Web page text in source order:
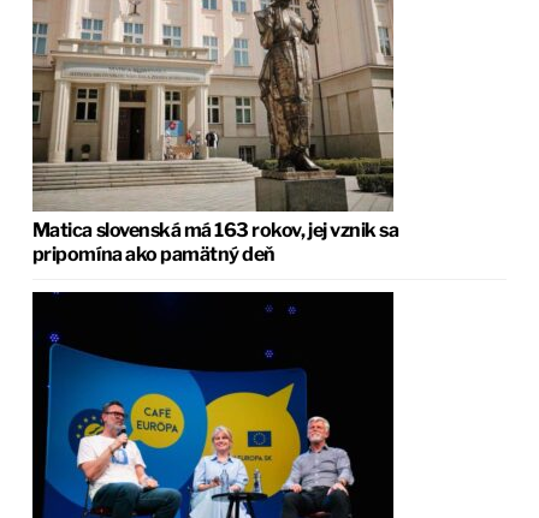
Matica slovenská má 163 rokov, jej vznik sa
pripomína ako pamätný deň